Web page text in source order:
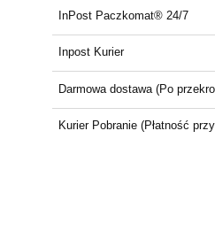
InPost Paczkomat® 24/7
Inpost Kurier
Darmowa dostawa(Po
Kurier Pobranie (Płatność